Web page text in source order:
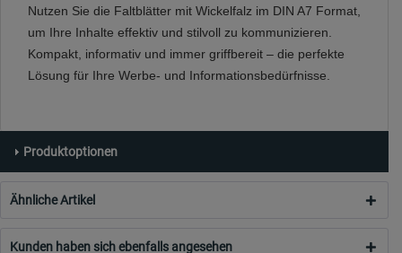
Nutzen Sie die Faltblätter mit Wickelfalz im DIN A7 Format,
um Ihre Inhalte effektiv und stilvoll zu kommunizieren.
Kompakt, informativ und immer griffbereit – die perfekte
Lösung für Ihre Werbe- und Informationsbedürfnisse.
Produktoptionen
Ähnliche Artikel
Kunden haben sich ebenfalls angesehen